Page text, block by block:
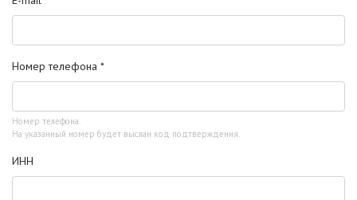
Номер телефона *
Номер телефона.
На указанный номер будет выслан код подтверждения.
ИНН